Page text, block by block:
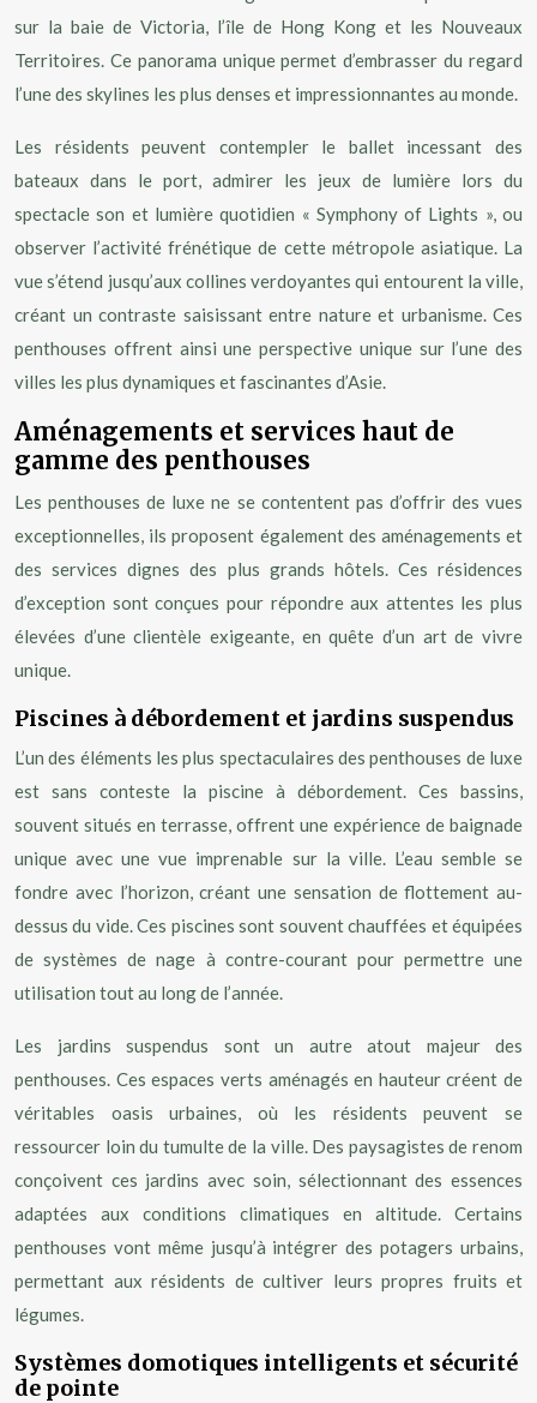
sur la baie de Victoria, l’île de Hong Kong et les Nouveaux
Territoires. Ce panorama unique permet d’embrasser du regard
l’une des skylines les plus denses et impressionnantes au monde.
Les résidents peuvent contempler le ballet incessant des
bateaux dans le port, admirer les jeux de lumière lors du
spectacle son et lumière quotidien « Symphony of Lights », ou
observer l’activité frénétique de cette métropole asiatique. La
vue s’étend jusqu’aux collines verdoyantes qui entourent la ville,
créant un contraste saisissant entre nature et urbanisme. Ces
penthouses offrent ainsi une perspective unique sur l’une des
villes les plus dynamiques et fascinantes d’Asie.
Aménagements et services haut de
gamme des penthouses
Les penthouses de luxe ne se contentent pas d’offrir des vues
exceptionnelles, ils proposent également des aménagements et
des services dignes des plus grands hôtels. Ces résidences
d’exception sont conçues pour répondre aux attentes les plus
élevées d’une clientèle exigeante, en quête d’un art de vivre
unique.
Piscines à débordement et jardins suspendus
L’un des éléments les plus spectaculaires des penthouses de luxe
est sans conteste la piscine à débordement. Ces bassins,
souvent situés en terrasse, offrent une expérience de baignade
unique avec une vue imprenable sur la ville. L’eau semble se
fondre avec l’horizon, créant une sensation de flottement au-
dessus du vide. Ces piscines sont souvent chauffées et équipées
de systèmes de nage à contre-courant pour permettre une
utilisation tout au long de l’année.
Les jardins suspendus sont un autre atout majeur des
penthouses. Ces espaces verts aménagés en hauteur créent de
véritables oasis urbaines, où les résidents peuvent se
ressourcer loin du tumulte de la ville. Des paysagistes de renom
conçoivent ces jardins avec soin, sélectionnant des essences
adaptées aux conditions climatiques en altitude. Certains
penthouses vont même jusqu’à intégrer des potagers urbains,
permettant aux résidents de cultiver leurs propres fruits et
légumes.
Systèmes domotiques intelligents et sécurité
de pointe